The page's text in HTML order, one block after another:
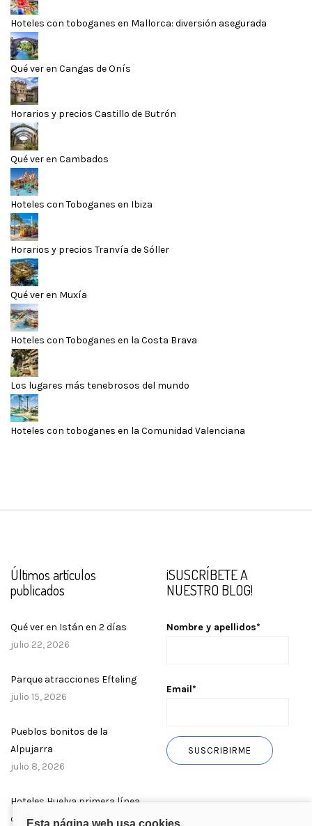
Hoteles con toboganes en Mallorca: diversión asegurada
Qué ver en Cangas de Onís
Horarios y precios Castillo de Butrón
Qué ver en Cambados
Hoteles con Toboganes en Ibiza
Horarios y precios Tranvía de Sóller
Qué ver en Muxía
Hoteles con Toboganes en la Costa Brava
Los lugares más tenebrosos del mundo
Hoteles con toboganes en la Comunidad Valenciana
Últimos artículos
publicados
Qué ver en Istán en 2 días
julio 22, 2026
Parque atracciones Efteling
julio 15, 2026
Pueblos bonitos de la
Alpujarra
julio 8, 2026
Hoteles Huelva primera línea
de playa
¡SUSCRÍBETE A
NUESTRO BLOG!
Nombre y apellidos*
Email*